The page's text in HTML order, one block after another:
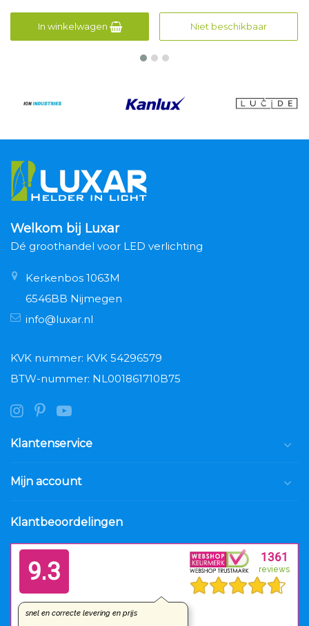
In winkelwagen Niet beschikbaar
Welkom bij Luxar
Dé groothandel voor LED verlichting
Kerkenbos 1063M
6546BB Nijmegen
info@luxar.nl
KVK nummer: KVK 54296579
BTW-nummer: NL001861710B75
Klantenservice
Mijn account
Klantbeoordelingen